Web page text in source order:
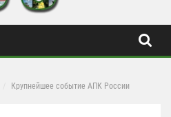
Крупнейшее событие АПК России